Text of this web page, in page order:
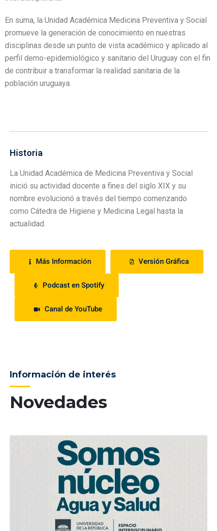
En suma, la Unidad Académica Medicina Preventiva y Social
promueve la generación de conocimiento en nuestras
disciplinas desde un punto de vista académico y aplicado al
perfil demo-epidemiológico y sanitario del Uruguay con el fin
de contribuir a transformar la realidad sanitaria de la
población uruguaya.
Historia
La Unidad Académica de Medicina Preventiva y Social
inició su actividad docente a fines del siglo XIX y su
nombre evolucionó a través del tiempo comenzando
como Cátedra de Higiene y Medicina Legal hasta la
actualidad.
Más Información Versión Gráfica
Podcast en Spotify
Canal de YouTube
Novedades
Información de interés